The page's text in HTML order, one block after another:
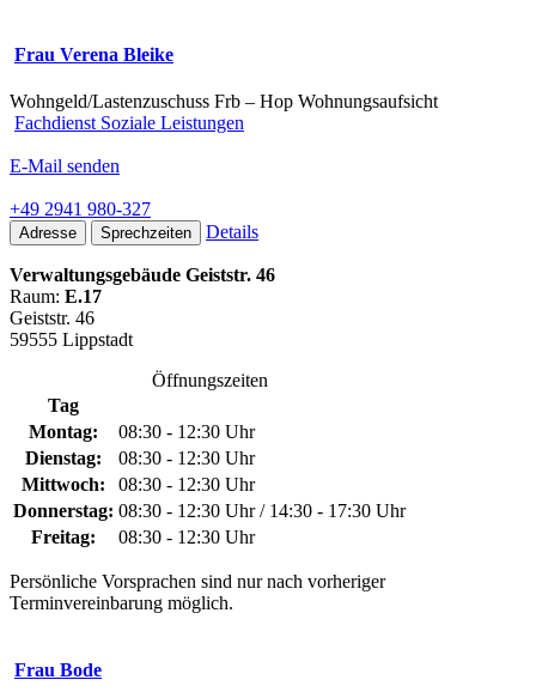
Frau Verena Bleike
Wohngeld/Lastenzuschuss Frb – Hop Wohnungsaufsicht
Fachdienst Soziale Leistungen
E-Mail senden
+49 2941 980-327
Adresse Sprechzeiten Details
Verwaltungsgebäude Geiststr. 46
Raum: E.17
Geiststr. 46
59555 Lippstadt
Öffnungszeiten
Tag
Montag:
08:30 - 12:30 Uhr
Dienstag:
08:30 - 12:30 Uhr
Mittwoch:
08:30 - 12:30 Uhr
Donnerstag: 08:30 - 12:30 Uhr / 14:30 - 17:30 Uhr
Freitag:
08:30 - 12:30 Uhr
Persönliche Vorsprachen sind nur nach vorheriger
Terminvereinbarung möglich.
Frau Bode